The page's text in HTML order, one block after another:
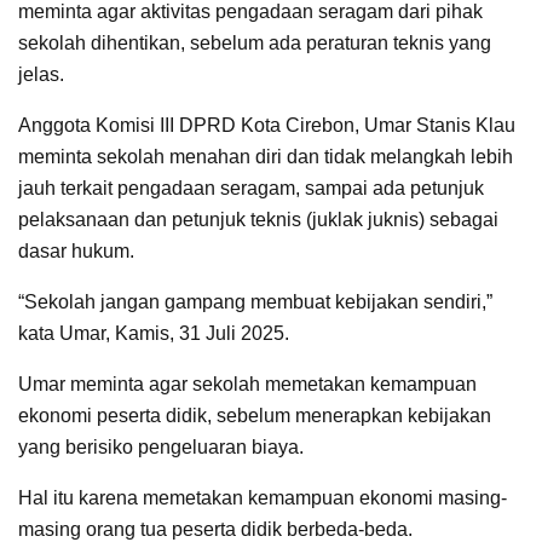
meminta agar aktivitas pengadaan seragam dari pihak
sekolah dihentikan, sebelum ada peraturan teknis yang
jelas.
Anggota Komisi III DPRD Kota Cirebon, Umar Stanis Klau
meminta sekolah menahan diri dan tidak melangkah lebih
jauh terkait pengadaan seragam, sampai ada petunjuk
pelaksanaan dan petunjuk teknis (juklak juknis) sebagai
dasar hukum.
“Sekolah jangan gampang membuat kebijakan sendiri,”
kata Umar, Kamis, 31 Juli 2025.
Umar meminta agar sekolah memetakan kemampuan
ekonomi peserta didik, sebelum menerapkan kebijakan
yang berisiko pengeluaran biaya.
Hal itu karena memetakan kemampuan ekonomi masing-
masing orang tua peserta didik berbeda-beda.